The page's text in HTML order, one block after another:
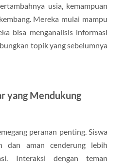
usia, kemampuan
Mereka mulai mampu
bisa menganalisis informasi
topik yang sebelumnya
yang Mendukung
peranan penting. Siswa
dan aman cenderung lebih
Interaksi dengan teman